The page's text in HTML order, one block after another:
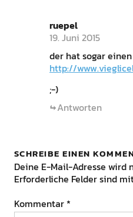
ruepel
19. Juni 2015
der hat sogar
http://
;-)
Antworten
SCHREIBE EINEN
Deine E-Mail-Adresse
Erforderliche Felder sind
Kommentar *